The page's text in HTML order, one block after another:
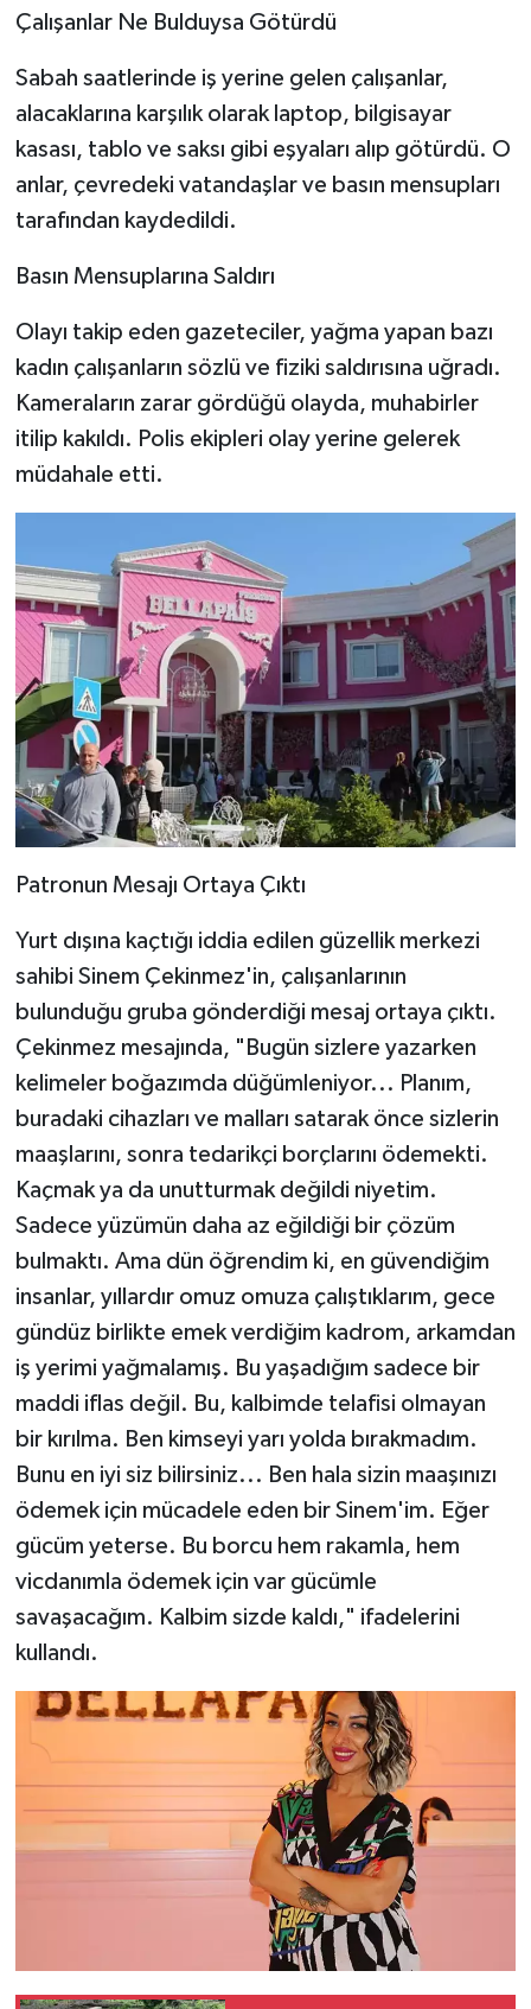
Çalışanlar Ne Bulduysa Götürdü
Sabah saatlerinde iş yerine gelen çalışanlar,
alacaklarına karşılık olarak laptop, bilgisayar
kasası, tablo ve saksı gibi eşyaları alıp götürdü. O
anlar, çevredeki vatandaşlar ve basın mensupları
tarafından kaydedildi.
Basın Mensuplarına Saldırı
Olayı takip eden gazeteciler, yağma yapan bazı
kadın çalışanların sözlü ve fiziki saldırısına uğradı.
Kameraların zarar gördüğü olayda, muhabirler
itilip kakıldı. Polis ekipleri olay yerine gelerek
müdahale etti.
Patronun Mesajı Ortaya Çıktı
Yurt dışına kaçtığı iddia edilen güzellik merkezi
sahibi Sinem Çekinmez'in, çalışanlarının
bulunduğu gruba gönderdiği mesaj ortaya çıktı.
Çekinmez mesajında, "Bugün sizlere yazarken
kelimeler boğazımda düğümleniyor... Planım,
buradaki cihazları ve malları satarak önce sizlerin
maaşlarını, sonra tedarikçi borçlarını ödemekti.
Kaçmak ya da unutturmak değildi niyetim.
Sadece yüzümün daha az eğildiği bir çözüm
bulmaktı. Ama dün öğrendim ki, en güvendiğim
insanlar, yıllardır omuz omuza çalıştıklarım, gece
gündüz birlikte emek verdiğim kadrom, arkamdan
iş yerimi yağmalamış. Bu yaşadığım sadece bir
maddi iflas değil. Bu, kalbimde telafisi olmayan
bir kırılma. Ben kimseyi yarı yolda bırakmadım.
Bunu en iyi siz bilirsiniz... Ben hala sizin maaşınızı
ödemek için mücadele eden bir Sinem'im. Eğer
gücüm yeterse. Bu borcu hem rakamla, hem
vicdanımla ödemek için var gücümle
savaşacağım. Kalbim sizde kaldı," ifadelerini
kullandı.